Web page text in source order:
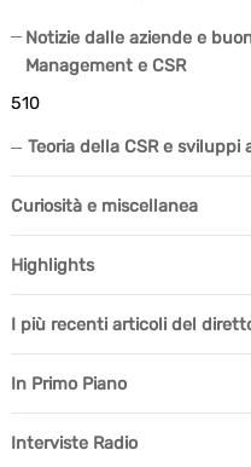
Notizie dalle aziende e
Management e CSR
510
Teoria della CSR e
Curiosità e miscellanea
Highlights
I più recenti articoli del
In Primo Piano
Interviste Radio